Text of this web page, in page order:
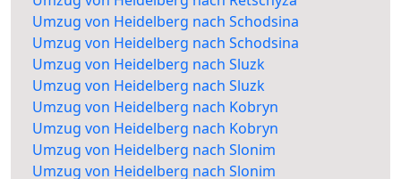
Umzug von Heidelberg nach Schodsina
Umzug von Heidelberg nach Schodsina
Umzug von Heidelberg nach Sluzk
Umzug von Heidelberg nach Sluzk
Umzug von Heidelberg nach Kobryn
Umzug von Heidelberg nach Kobryn
Umzug von Heidelberg nach Slonim
Umzug von Heidelberg nach Slonim